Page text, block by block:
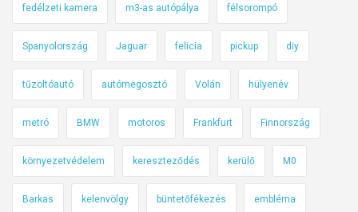
fedélzeti kamera m3-as autópálya félsorompó
Spanyolország Jaguar felicia pickup diy
tűzoltóautó autómegosztó Volán hülyenév
metró BMW motoros Frankfurt Finnország
környezetvédelem kereszteződés kerülő M0
Barkas kelenvölgy büntetőfékezés embléma